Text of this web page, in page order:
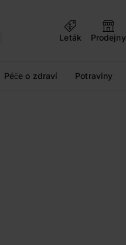
Leták
Prodejny
Péče o zdraví Potraviny